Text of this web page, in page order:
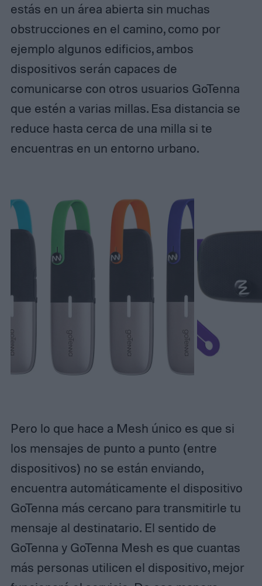
estás en un área abierta sin muchas
obstrucciones en el camino, como por
ejemplo algunos edificios, ambos
dispositivos serán capaces de
comunicarse con otros usuarios GoTenna
que estén a varias millas. Esa distancia se
reduce hasta cerca de una milla si te
encuentras en un entorno urbano.
Pero lo que hace a Mesh único es que si
los mensajes de punto a punto (entre
dispositivos) no se están enviando,
encuentra automáticamente el dispositivo
GoTenna más cercano para transmitirle tu
mensaje al destinatario. El sentido de
GoTenna y GoTenna Mesh es que cuantas
más personas utilicen el dispositivo, mejor